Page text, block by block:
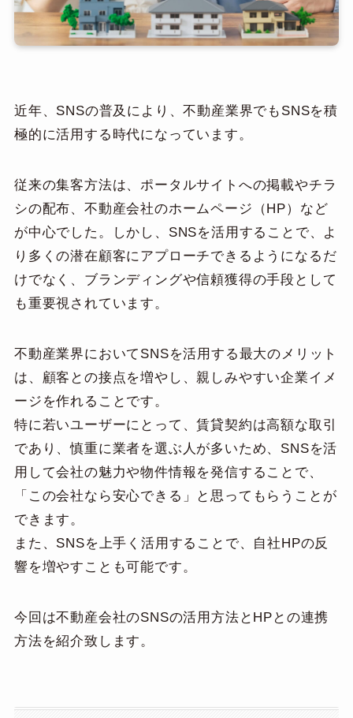
近年、SNSの普及により、不動産業界でもSNSを積
極的に活用する時代になっています。
従来の集客方法は、ポータルサイトへの掲載やチラ
シの配布、不動産会社のホームページ（HP）など
が中心でした。しかし、SNSを活用することで、よ
り多くの潜在顧客にアプローチできるようになるだ
けでなく、ブランディングや信頼獲得の手段として
も重要視されています。
不動産業界においてSNSを活用する最大のメリット
は、顧客との接点を増やし、親しみやすい企業イメ
ージを作れることです。
特に若いユーザーにとって、賃貸契約は高額な取引
であり、慎重に業者を選ぶ人が多いため、SNSを活
用して会社の魅力や物件情報を発信することで、
「この会社なら安心できる」と思ってもらうことが
できます。
また、SNSを上手く活用することで、自社HPの反
響を増やすことも可能です。
今回は不動産会社のSNSの活用方法とHPとの連携
方法を紹介致します。